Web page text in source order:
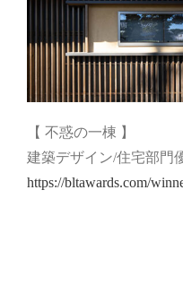
【 不惑の一棟 】
建築デザイン/住宅部門
https://bltawards.com/